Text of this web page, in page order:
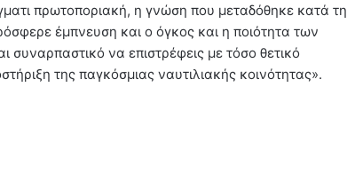
πρωτοποριακή, η γνώση που μεταδόθηκε κατά τη
έμπνευση και ο όγκος και η ποιότητα των
συναρπαστικό να επιστρέφεις με τόσο θετικό
της παγκόσμιας ναυτιλιακής κοινότητας».